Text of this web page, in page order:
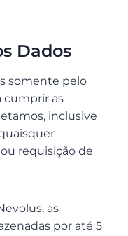
Dados
somente pelo
cumprir as
inclusive
requisição de
as
por até 5